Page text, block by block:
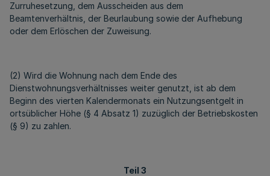
Zurruhesetzung, dem Ausscheiden aus dem
Beamtenverhältnis, der Beurlaubung sowie der Aufhebung
oder dem Erlöschen der Zuweisung.
(2) Wird die Wohnung nach dem Ende des
Dienstwohnungsverhältnisses weiter genutzt, ist ab dem
Beginn des vierten Kalendermonats ein Nutzungsentgelt in
ortsüblicher Höhe (§ 4 Absatz 1) zuzüglich der Betriebskosten
(§ 9) zu zahlen.
Teil 3